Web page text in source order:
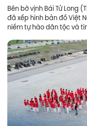
Bên bờ vịnh Bái Tử Long
đã xếp hình bản đồ Việt
niềm tự hào dân tộc và